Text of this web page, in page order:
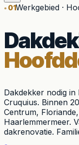
01Werkgebied ·
Dakdekker nodig
Cruquius. Binnen
Centrum,
Haarlemmermeer.
dakrenovatie.